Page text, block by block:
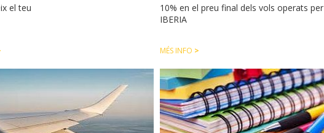
el teu
10% en el preu final dels vols operats per
IBERIA
MÉS INFO >